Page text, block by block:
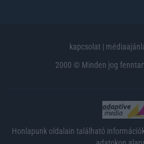
kapcsolat |
2000 © Minden jog
Honlapunk oldalain található